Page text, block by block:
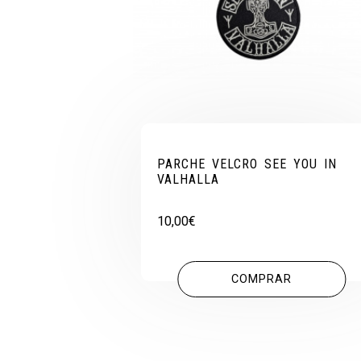
PARCHE VELCRO SEE YOU IN
VALHALLA
10,00€
COMPRAR